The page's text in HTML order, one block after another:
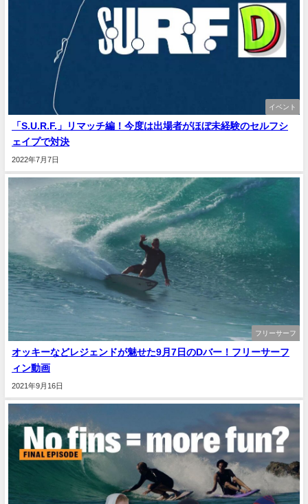
イベント
「S.U.R.F.」リマッチ編！今度は出場者がほぼ未経験のセルフシ
ェイプで対決
2022年7月7日
フリーサーフ
オッキーなどレジェンドが魅せた9月7日のDバー！フリーサーフ
ィン動画
2021年9月16日